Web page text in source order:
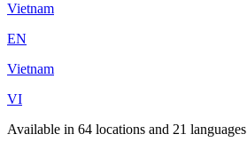
Vietnam
EN
Vietnam
VI
Available in 64 locations and 21 languages